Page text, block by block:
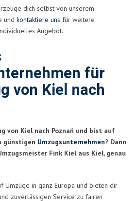
dich selbst von unserem
und kontaktiere uns für weitere
Angebot.
für
von Kiel nach
von Kiel nach Poznań und bist auf
günstigen Umzugsunternehmen? Dann
Fink Kiel aus Kiel, genau
Umzüge in ganz Europa und bieten dir
zuverlässigen Service zu fairen